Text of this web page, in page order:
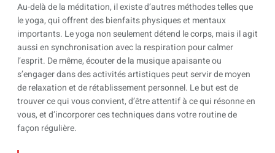
Au-delà de la méditation, il existe d’autres méthodes telles que
le yoga, qui offrent des bienfaits physiques et mentaux
importants. Le yoga non seulement détend le corps, mais il agit
aussi en synchronisation avec la respiration pour calmer
l’esprit. De même, écouter de la musique apaisante ou
s’engager dans des activités artistiques peut servir de moyen
de relaxation et de rétablissement personnel. Le but est de
trouver ce qui vous convient, d’être attentif à ce qui résonne en
vous, et d’incorporer ces techniques dans votre routine de
façon régulière.